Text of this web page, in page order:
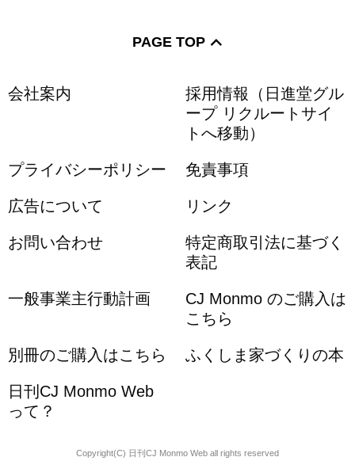
PAGE TOP
会社案内
採用情報（日進堂グル
ープ リクルートサイ
トへ移動）
プライバシーポリシー 免責事項
広告について リンク
お問い合わせ
特定商取引法に基づく
表記
一般事業主行動計画
CJ Monmo のご購入は
こちら
別冊のご購入はこちら ふくしま家づくりの本
日刊CJ Monmo Web
って？
Copyright(C) 日刊CJ Monmo Web all rights reserved